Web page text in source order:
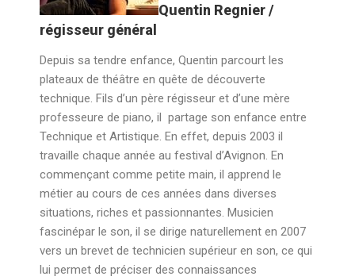
Quentin Regnier /
régisseur général
Depuis sa tendre enfance, Quentin parcourt les
plateaux de théâtre en quête de découverte
technique. Fils d’un père régisseur et d’une mère
professeure de piano, il partage son enfance entre
Technique et Artistique. En effet, depuis 2003 il
travaille chaque année au festival d’Avignon. En
commençant comme petite main, il apprend le
métier au cours de ces années dans diverses
situations, riches et passionnantes. Musicien
fascinépar le son, il se dirige naturellement en 2007
vers un brevet de technicien supérieur en son, ce qui
lui permet de préciser des connaissances